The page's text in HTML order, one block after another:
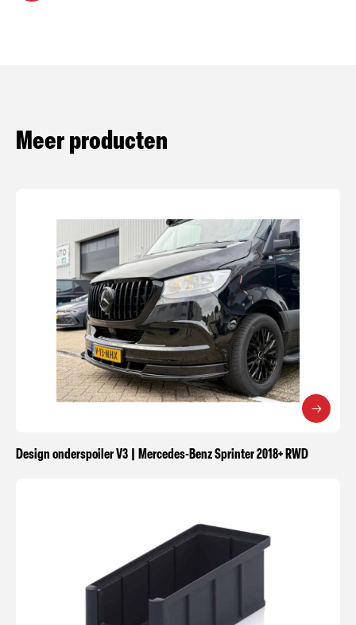
Meer producten
Design onderspoiler V3 | Mercedes-Benz Sprinter 2018+ RWD